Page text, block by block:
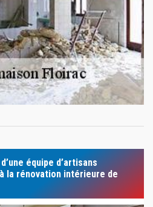
équipe d’artisans
la rénovation intérieure de